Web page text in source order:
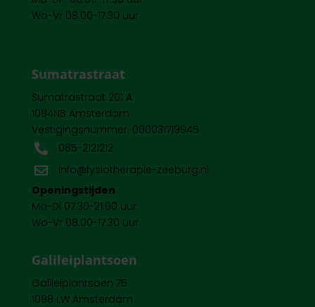
Wo-Vr 08.00-17.30 uur
Sumatrastraat
Sumatrastraat 201 A
1094NB Amsterdam
Vestigingsnummer: 000031719945
 085-2121212

info@fysiotherapie-zeeburg.nl
Openingstijden
Ma-Di 07.30-21.00 uur
Wo-Vr 08.00-17.30 uur
Galileiplantsoen
Galileiplantsoen 75
1098 LW Amsterdam